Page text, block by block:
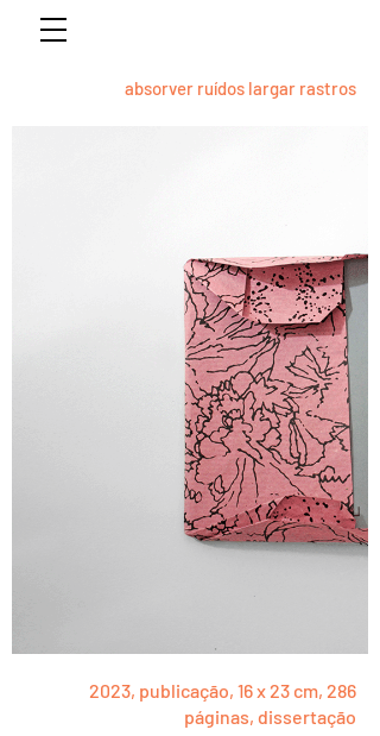
absorver ruídos largar rastros
2023, publicação, 16 x 23 cm, 286
páginas, dissertação